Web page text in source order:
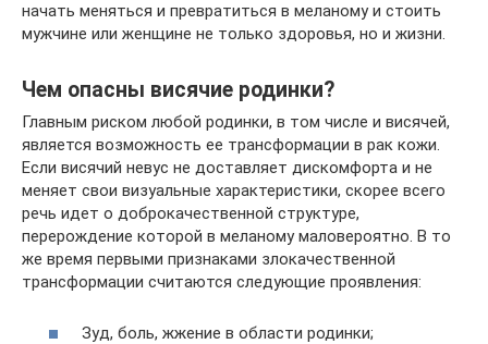
начать меняться и превратиться в меланому и стоить
мужчине или женщине не только здоровья, но и жизни.
Чем опасны висячие родинки?
Главным риском любой родинки, в том числе и висячей,
является возможность ее трансформации в рак кожи.
Если висячий невус не доставляет дискомфорта и не
меняет свои визуальные характеристики, скорее всего
речь идет о доброкачественной структуре,
перерождение которой в меланому маловероятно. В то
же время первыми признаками злокачественной
трансформации считаются следующие проявления:
Зуд, боль, жжение в области родинки;